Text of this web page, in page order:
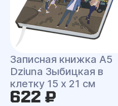
Записная книжка A5
Dziuna Зыбицкая в
клетку 15 x 21 см
622 ₽